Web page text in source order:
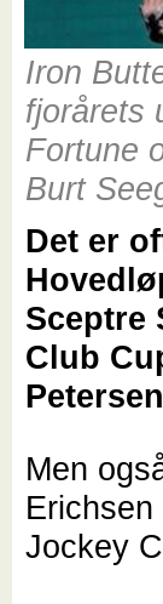
Iron
fjorårets
Fortune
Burt
Det er
Sceptre
Club
Men
Jockey